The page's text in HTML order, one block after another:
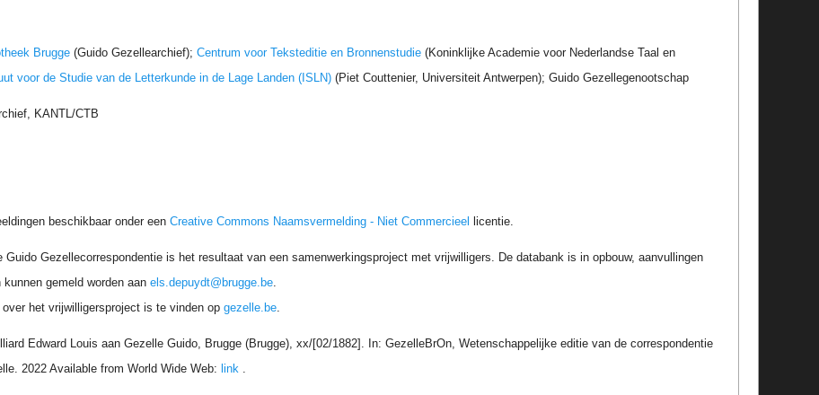
Brugge (Guido Gezellearchief);Centrum voor Teksteditie en Bronnenstudie (Koninklijke Academie voor Nederlandse Taal en
voor de Studie van de Letterkunde in de Lage Landen (ISLN) (Piet Couttenier, Universiteit Antwerpen); Guido Gezellegenootschap
KANTL/CTB
beschikbaar onder eenCreative Commons Naamsvermelding - Niet Commercieel licentie.
Guido Gezellecorrespondentie is het resultaat van een samenwerkingsproject met vrijwilligers. De databank is in opbouw, aanvullingen
kunnen gemeld worden aanels.depuydt@brugge.be.
over het vrijwilligersproject is te vinden opgezelle.be.
Edward Louis aan Gezelle Guido, Brugge (Brugge), xx/[02/1882]. In: GezelleBrOn, Wetenschappelijke editie van de correspondentie
2022 Available from World Wide Web: link .